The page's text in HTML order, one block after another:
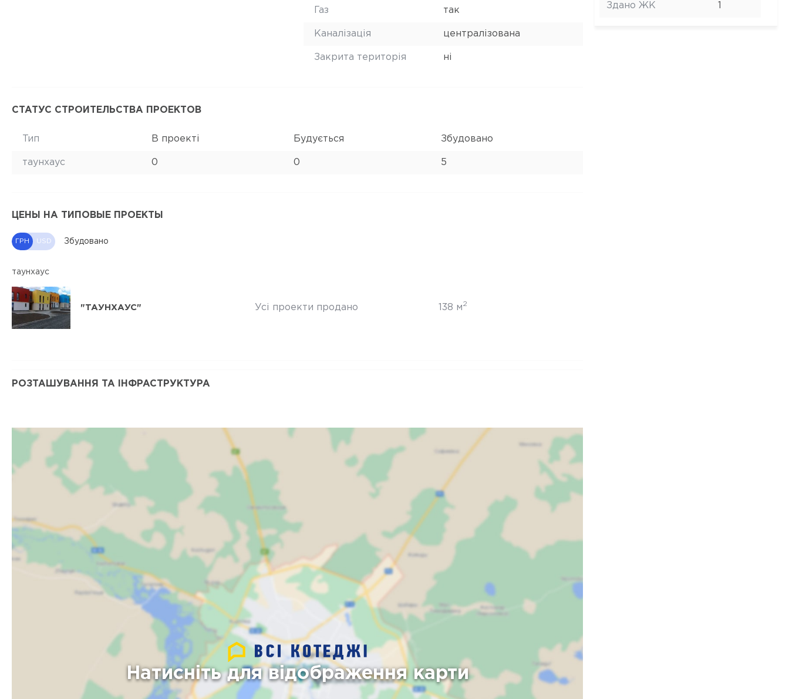
Газ так
Каналізація централізована
Закрита територія ні
СТАТУС СТРОИТЕЛЬСТВА ПРОЕКТОВ
Тип В проекті Будується Збудовано
таунхаус 0 0 5
ЦЕНЫ НА ТИПОВЫЕ ПРОЕКТЫ
ГРН USD Збудовано
таунхаус
"ТАУНХАУС" Усі проекти продано 138 м2
РОЗТАШУВАННЯ ТА ІНФРАСТРУКТУРА
Натисніть для відображення карти
Здано ЖК